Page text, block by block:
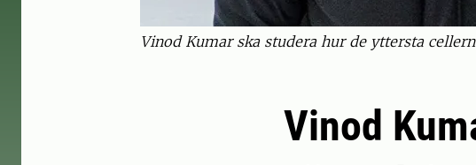
Vinod Kumar ska studera hur de yttersta
Vinod